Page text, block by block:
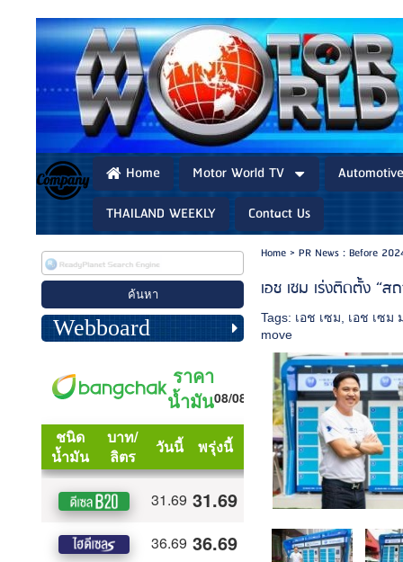
Home Motor World TV
THAILAND WEEKLY
Contact Us
Webboard
Home> PR News : Before
เอช เซม เร่งติดตั้ง “
Tags: เอช เซม
เอช เซม
move